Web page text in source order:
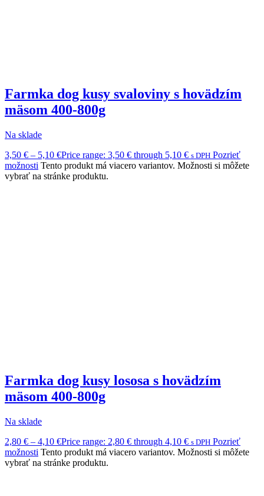
Farmka dog kusy svaloviny s hovädzím
mäsom 400-800g
Na sklade
3,50 € – 5,10 €Price range: 3,50 € through 5,10 € s DPH Pozrieť
možnosti Tento produkt má viacero variantov. Možnosti si môžete
vybrať na stránke produktu.
Farmka dog kusy lososa s hovädzím
mäsom 400-800g
Na sklade
2,80 € – 4,10 €Price range: 2,80 € through 4,10 € s DPH Pozrieť
možnosti Tento produkt má viacero variantov. Možnosti si môžete
vybrať na stránke produktu.